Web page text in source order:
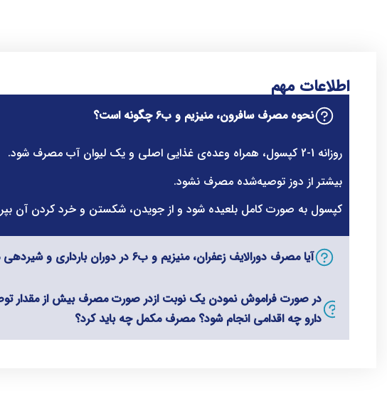
اطلاعات مهم
نحوه مصرف سافرون، منیزیم و ب6 چگونه است؟
روزانه 1-2 کپسول، همراه وعده‌ی غذایی اصلی و یک لیوان آب مصرف شود.
بیشتر از دوز توصیه‌شده مصرف نشود.
کپسول به صورت کامل بلعیده شود و از جویدن، شکستن و خرد کردن آن
آیا مصرف دورالایف زعفران، منیزیم و ب6 در دوران بارداری و شیردهی مجاز است؟
در صورت فراموش نمودن یک نوبت ازدر صورت مصرف بیش از مقدار
دارو چه اقدامی انجام شود؟ مصرف مکمل چه باید کرد؟